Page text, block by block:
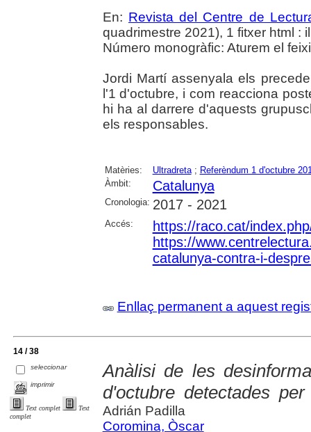
En: Revista del Centre de
quadrimestre 2021), 1 fitxer html :
Número monogràfic: Aturem el
Jordi Martí assenyala els
l'1 d'octubre, i com reacciona
hi ha al darrere d'aquests
els responsables.
Matèries: Ultradreta; Referèndum 1 d'octubre
Àmbit:
Catalunya
Cronologia: 2017 - 2021
Accés:
https://raco.cat/
https://
catalunya-contra-i-
Enllaç permanent a aquest
14 / 38
seleccionar
imprimir
Text complet
Text
complet
Anàlisi de les
d'octubre detectades
Adrián Padilla
Coromina, Òscar